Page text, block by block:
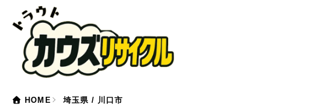
HOME 埼玉県 / 川口市